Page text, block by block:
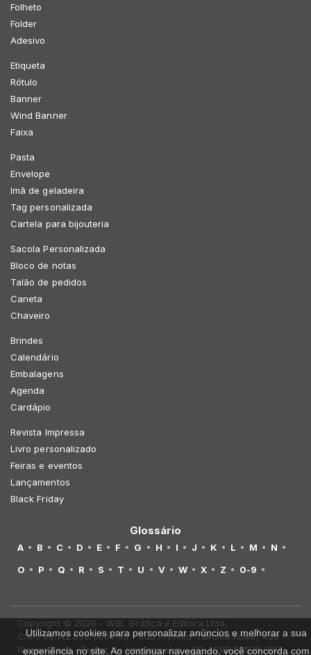
Folheto
Folder
Adesivo
Etiqueta
Rótulo
Banner
Wind Banner
Faixa
Pasta
Envelope
Imã de geladeira
Tag personalizada
Cartela para bijouteria
Sacola Personalizada
Bloco de notas
Talão de pedidos
Caneta
Chaveiro
Brindes
Calendário
Embalagens
Agenda
Cardápio
Revista Impressa
Livro personalizado
Feiras e eventos
Lançamentos
Black Friday
Glossário
A B C D E F G H I J K L M
N
O
P Q R S T U V W X Z 0-9
Copyright © 2026 - WBL Gráfica e Editora Ltda.
CNPJ 08.142.850/0001-36 - Rua Prefeito Takume Koike, 499 -
Núcleo Itaim - Ferraz de Vasconcelos - SP - CEP 08538-100
Utilizamos cookies para personalizar anúncios e melhorar a sua
experiência no site. Ao continuar navegando, você concorda com